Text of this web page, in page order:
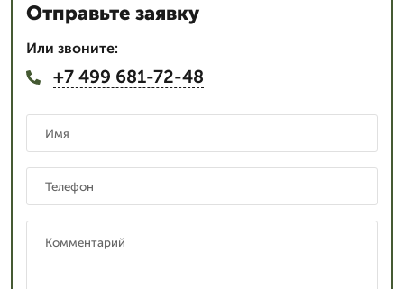
Отправьте заявку
Или звоните:
+7 499 681-72-48